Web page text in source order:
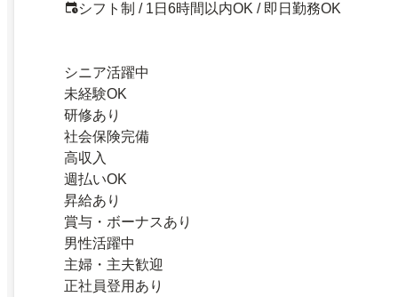
シフト制 / 1日6時間以内OK / 即日勤務OK
シニア活躍中
未経験OK
研修あり
社会保険完備
高収入
週払いOK
昇給あり
賞与・ボーナスあり
男性活躍中
主婦・主夫歓迎
正社員登用あり